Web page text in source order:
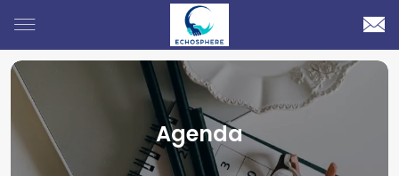
Agenda